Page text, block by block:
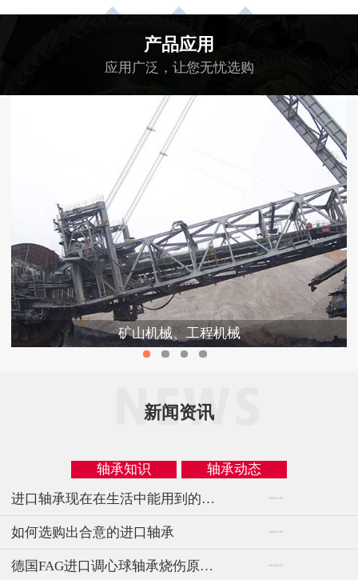
产品应用
应用广泛，让您无忧选购
矿山机械、工程机械
新闻资讯
轴承知识
轴承动态
进口轴承现在在生活中能用到的概率
2020-11-07
如何选购出合意的进口轴承 2020-11-07
德国FAG进口调心球轴承烧伤原因及解决方法 2024-03-15